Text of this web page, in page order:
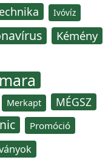
Ivóvíz
Kémény
Merkapt MÉGSZ
Promóció